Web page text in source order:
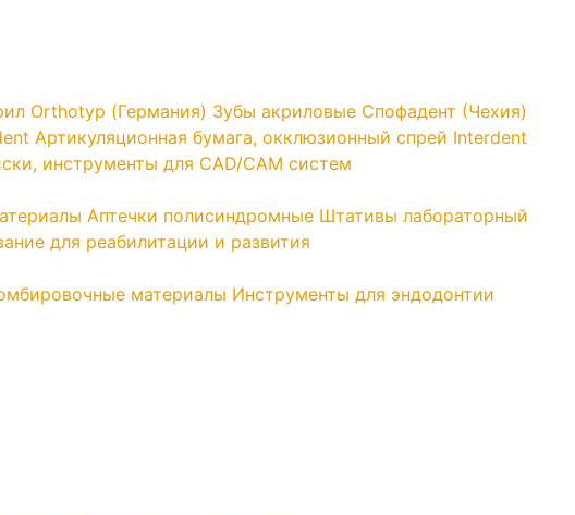
Orthotyp (Германия) Зубы акриловые Спофадент (Чехия)
Артикуляционная бумага, окклюзионный спрей Interdent
инструменты для CAD/CAM систем
Аптечки полисиндромные Штативы лабораторный
для реабилитации и развития
материалы Инструменты для эндодонтии